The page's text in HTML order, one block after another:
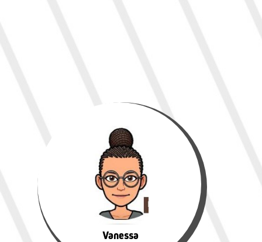
Vanessa
Vanessa
Préparatrice